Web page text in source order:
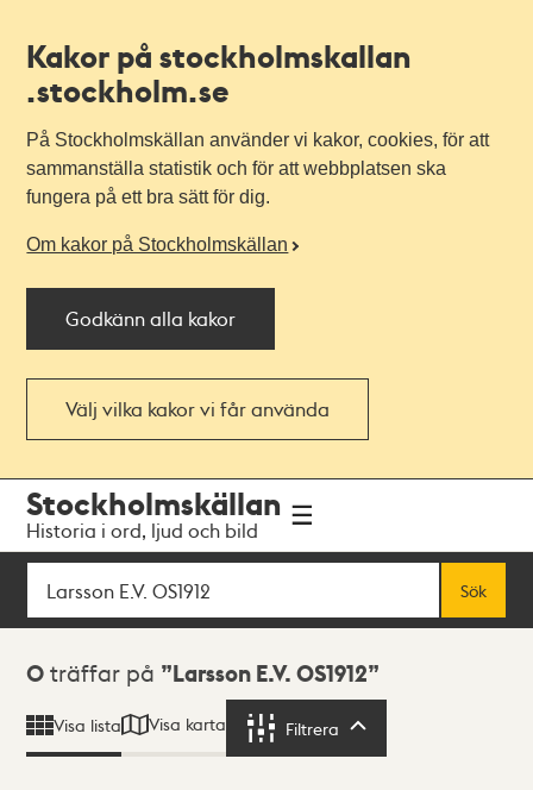
Kakor på stockholmskallan
.stockholm.se
På Stockholmskällan använder vi kakor, cookies, för att
sammanställa statistik och för att webbplatsen ska
fungera på ett bra sätt för dig.
Om kakor på Stockholmskällan
Godkänn alla kakor
Välj vilka kakor vi får använda
navigationen
huvudinnehållet
Stockholmskällan
Historia i ord, ljud och bild
Sök
Sök
Sökresultat
0 träffar på Larsson E.V. OS1912
Visa lista Visa karta Filtrera